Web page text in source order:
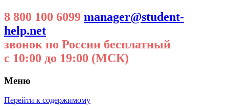
8 800 100 6099 manager@student-
help.net
звонок по России бесплатный
с 10:00 до 19:00 (МСК)
Меню
Перейти к содержимому